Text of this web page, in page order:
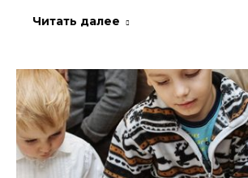
Читать далее